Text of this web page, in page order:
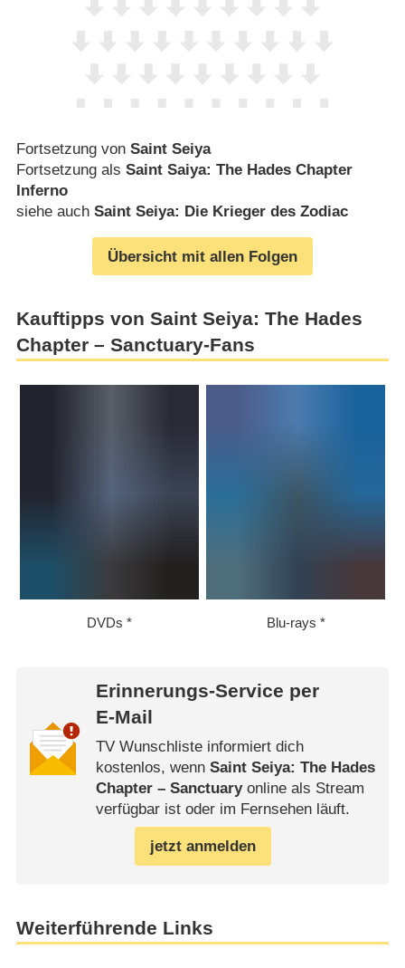
Fortsetzung von Saint Seiya
Fortsetzung als Saint Saiya: The Hades Chapter
Inferno
siehe auch Saint Seiya: Die Krieger des Zodiac
Übersicht mit allen Folgen
Kauftipps von Saint Seiya: The Hades
Chapter – Sanctuary-Fans
DVDs Blu-rays
Erinnerungs-Service per
E-Mail
TV Wunschliste informiert dich
kostenlos, wenn Saint Seiya: The Hades
Chapter – Sanctuaryonline als Stream
verfügbar ist oder im Fernsehen läuft.
jetzt anmelden
Weiterführende Links